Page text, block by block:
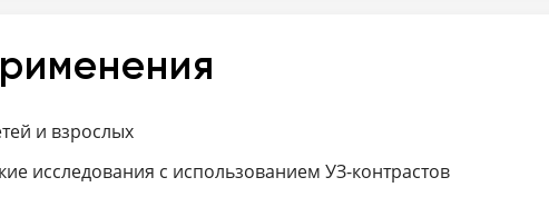
и взрослых
исследования с использованием УЗ-контрастов